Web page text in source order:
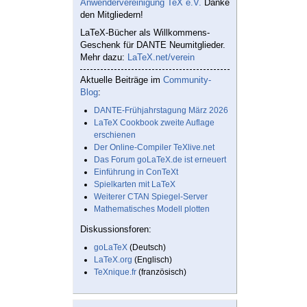
Anwendervereinigung TeX e.V. Danke
den Mitgliedern!
LaTeX-Bücher als Willkommens-
Geschenk für DANTE Neumitglieder.
Mehr dazu: LaTeX.net/verein
Aktuelle Beiträge im Community-
Blog:
DANTE-Frühjahrstagung März 2026
LaTeX Cookbook zweite Auflage
erschienen
Der Online-Compiler TeXlive.net
Das Forum goLaTeX.de ist erneuert
Einführung in ConTeXt
Spielkarten mit LaTeX
Weiterer CTAN Spiegel-Server
Mathematisches Modell plotten
Diskussionsforen:
goLaTeX (Deutsch)
LaTeX.org (Englisch)
TeXnique.fr (französisch)